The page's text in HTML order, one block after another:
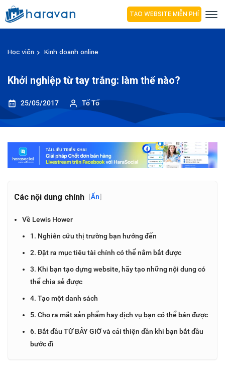
TẠO WEBSITE MIỄN PHÍ
Học viện Kinh doanh online
Khởi nghiệp từ tay trắng: làm thế nào?
25/05/2017 Tố Tố
Các nội dung chính [Ẩn]
Về Lewis Hower
1. Nghiên cứu thị trường bạn hướng đến
2. Đặt ra mục tiêu tài chính có thể nắm bắt được
3. Khi bạn tạo dựng website, hãy tạo những nội dung có
thể chia sẻ được
4. Tạo một danh sách
5. Cho ra mắt sản phẩm hay dịch vụ bạn có thể bán được
6. Bắt đầu TỪ BÂY GIỜ và cải thiện dần khi bạn bắt đầu
bước đi